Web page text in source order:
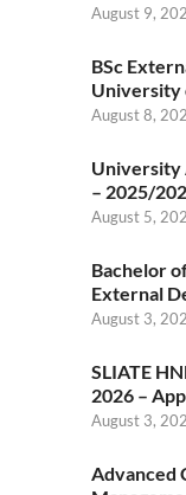
August 9,
BSc
University
August 8,
University
– 2025/
August 5,
Bachelor
External
August 3,
SLIATE
2026 –
August 3,
Advanced